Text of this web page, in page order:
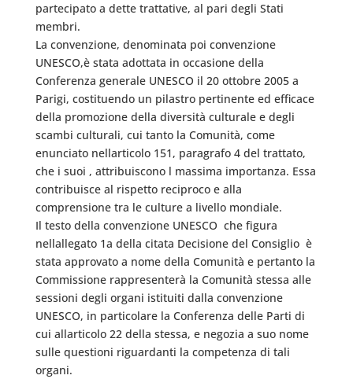
partecipato a dette trattative, al pari degli Stati
membri.
La convenzione, denominata poi convenzione
UNESCO,è stata adottata in occasione della
Conferenza generale UNESCO il 20 ottobre 2005 a
Parigi, costituendo un pilastro pertinente ed efficace
della promozione della diversità culturale e degli
scambi culturali, cui tanto la Comunità, come
enunciato nellarticolo 151, paragrafo 4 del trattato,
che i suoi , attribuiscono l massima importanza. Essa
contribuisce al rispetto reciproco e alla
comprensione tra le culture a livello mondiale.
Il testo della convenzione UNESCO  che figura
nellallegato 1a della citata Decisione del Consiglio  è
stata approvato a nome della Comunità e pertanto la
Commissione rappresenterà la Comunità stessa alle
sessioni degli organi istituiti dalla convenzione
UNESCO, in particolare la Conferenza delle Parti di
cui allarticolo 22 della stessa, e negozia a suo nome
sulle questioni riguardanti la competenza di tali
organi.